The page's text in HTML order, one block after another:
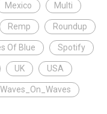
Mexico Multi
Remp Roundup
Of Blue Spotify
UK USA
Waves_On_Waves